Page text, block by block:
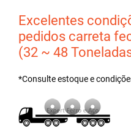
Excelentes
pedidos carreta
(32 ~ 48
*Consulte estoque e